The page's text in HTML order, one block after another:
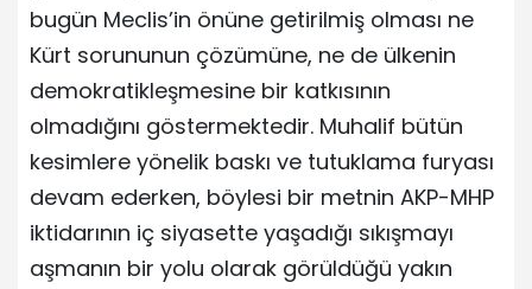
bugün Meclis’in önüne getirilmiş olması ne
Kürt sorununun çözümüne, ne de ülkenin
demokratikleşmesine bir katkısının
olmadığını göstermektedir. Muhalif bütün
kesimlere yönelik baskı ve tutuklama furyası
devam ederken, böylesi bir metnin AKP-MHP
iktidarının iç siyasette yaşadığı sıkışmayı
aşmanın bir yolu olarak görüldüğü yakın